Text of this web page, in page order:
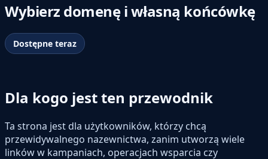
Wybierz domenę i własną końcówkę
Dostępne teraz
Dla kogo jest ten przewodnik
Ta strona jest dla użytkowników, którzy chcą
przewidywalnego nazewnictwa, zanim utworzą wiele
linków w kampaniach, operacjach wsparcia czy